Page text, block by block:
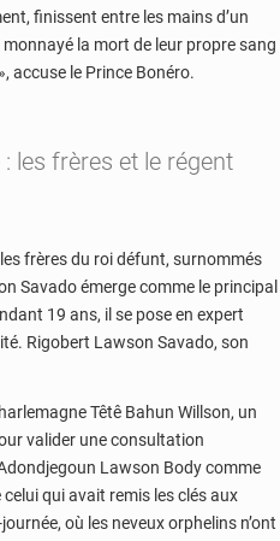
finissent entre les mains d’un
la mort de leur propre sang
accuse le Prince Bonéro.
les frères et le régent
frères du roi défunt, surnommés
Savado émerge comme le principal
19 ans, il se pose en expert
Rigobert Lawson Savado, son
Têtê Bahun Willson, un
valider une consultation
Lawson Body comme
qui avait remis les clés aux
où les neveux orphelins n’ont